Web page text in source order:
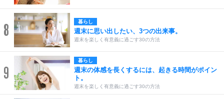
8 暮らし
週末に思い出したい、3つの出来事。
週末を楽しく有意義に過ごす30の方法
9
暮らし
週末の体感を長くするには、起きる時間がポイン
ト。
週末を楽しく有意義に過ごす30の方法